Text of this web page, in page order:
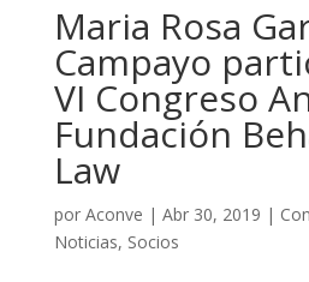
Maria Rosa
Campayo
VI Congreso
Fundación
Law
por Aconve | Abr 30, 2019 |
Noticias, Socios